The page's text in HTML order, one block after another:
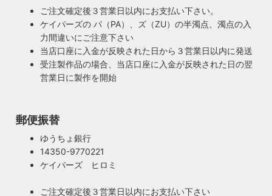
計がダサいとイマイチ決まらない。住宅や店舗も同じく照明
がダサいだけでせっかくの良い建築やインテリアも台無しで
す。ハイロミドットコムがこだわるのは、旧き良きアメリカ
のインテリアや工業製品の重厚感やゴージャスさ。それでい
て飽きの来ない無垢さや素朴さを追求したヴィンテージスタ
イルでの提案にこだわっています。
の古い照明も安心してお使い頂けます。当店は製造事業者と
して近畿経済産業局へ特定電気用品以外の電気用品の製造事
業者として届出を行っております。
ご注文確定後３営業日以内にお支払い下さい。
ケイパーズの パ（PA）、ズ（ZU）の半濁点、濁点の入
力間違いにご注意下さい
当店口座に入金が反映された日から３営業日以内に発送
受注製作品の場合、当店口座に入金が反映された日の翌
営業日に製作を開始
郵便振替
ゆうちょ銀行
14350-9770221
ケイパーズ ヒロミ
ご注文確定後３営業日以内にお支払い下さい